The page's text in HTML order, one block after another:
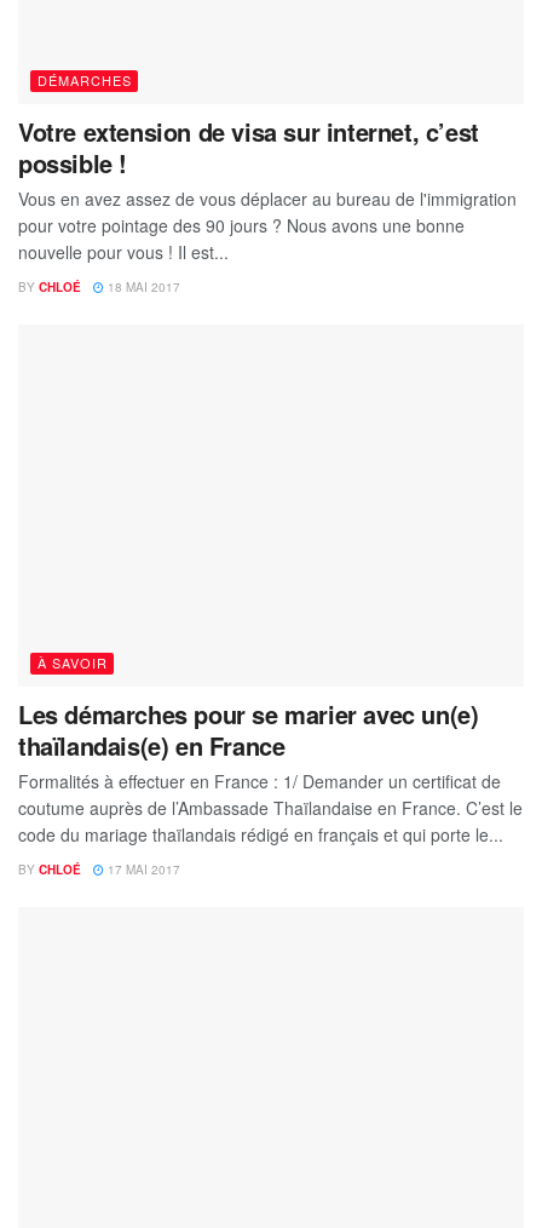
DÉMARCHES
Votre extension de visa sur internet, c’est
possible !
Vous en avez assez de vous déplacer au bureau de l'immigration
pour votre pointage des 90 jours ? Nous avons une bonne
nouvelle pour vous ! Il est...
BY CHLOÉ 18 MAI 2017
À SAVOIR
Les démarches pour se marier avec un(e)
thaïlandais(e) en France
Formalités à effectuer en France : 1/ Demander un certificat de
coutume auprès de l’Ambassade Thaïlandaise en France. C’est le
code du mariage thaïlandais rédigé en français et qui porte le...
BY CHLOÉ 17 MAI 2017